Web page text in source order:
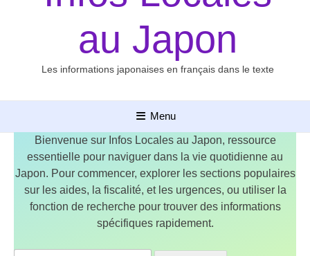
au Japon
Les informations japonaises en français dans le texte
Menu
Bienvenue sur Infos Locales au Japon, ressource
essentielle pour naviguer dans la vie quotidienne au
Japon. Pour commencer, explorer les sections populaires
sur les aides, la fiscalité, et les urgences, ou utiliser la
fonction de recherche pour trouver des informations
spécifiques rapidement.